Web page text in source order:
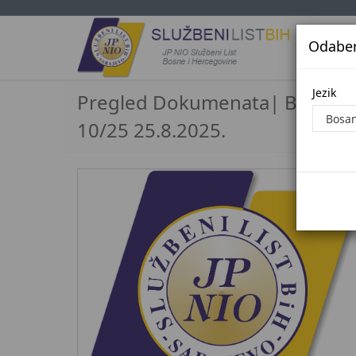
Jezik
Pregled Dokumenata| Broj
10/25 25.8.2025.